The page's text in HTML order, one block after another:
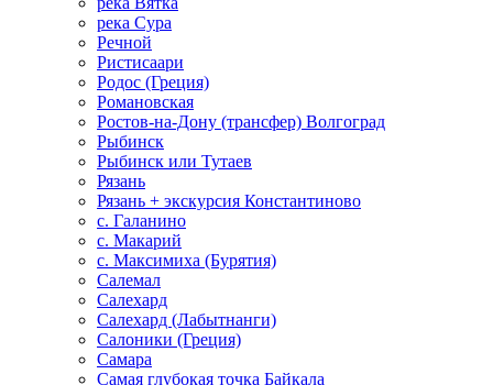
река Сура
Речной
Ристисаари
Родос (Греция)
Романовская
Ростов-на-Дону (трансфер) Волгоград
Рыбинск
Рыбинск или Тутаев
Рязань
Рязань + экскурсия Константиново
с. Галанино
с. Макарий
с. Максимиха (Бурятия)
Салемал
Салехард
Салехард (Лабытнанги)
Салоники (Греция)
Самара
Самая глубокая точка Байкала